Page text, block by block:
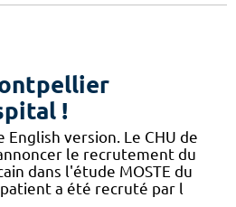
!
version. Le CHU de
le recrutement du
dans l'étude MOSTE du
a été recruté par l